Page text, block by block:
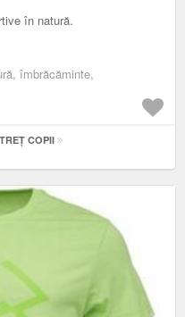
în natură.
îmbrăcăminte,
COPII